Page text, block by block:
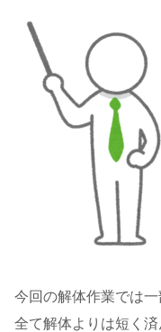
今回の解体作業では一
全て解体よりは短く済